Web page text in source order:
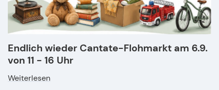
Endlich wieder Cantate-Flohmarkt am 6.9.
von 11 - 16 Uhr
Weiterlesen